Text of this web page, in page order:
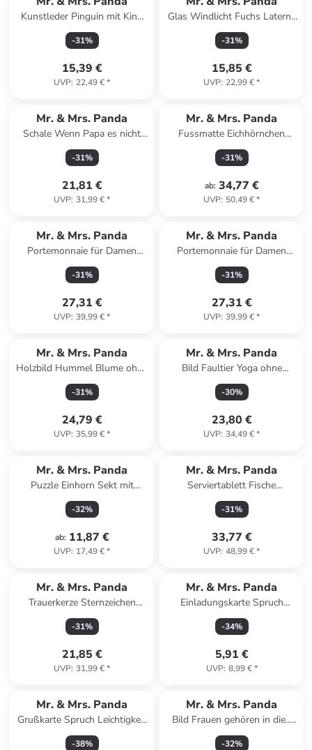
Kunstleder Pinguin mit Kind
ohne Spruch in Blau Pastell
-31%
15,39 €
UVP: 22,49 €*
Glas Windlicht Fuchs Laterne
ohne Spruch in Transparent
-31%
15,85 €
UVP: 22,99 €*
Mr. & Mrs. Panda
Schale Wenn Papa es nicht
reparieren kann, sind... in Weiß
-31%
21,81 €
UVP: 31,99 €*
Mr. & Mrs. Panda
Fussmatte Eichhörnchen
Blume ohne Spruch in
Schwarz
-31%
ab: 34,77 €
UVP: 50,49 €*
Mr. & Mrs. Panda
Portemonnaie für Damen
Erdmännchen ohne Spruch in
Weiß
-31%
27,31 €
UVP: 39,99 €*
Mr. & Mrs. Panda
Portemonnaie für Damen
Pinguin Diät mit Spruch in
Weiß
-31%
27,31 €
UVP: 39,99 €*
Mr. & Mrs. Panda
Holzbild Hummel Blume ohne
Spruch in Weiß
-31%
24,79 €
UVP: 35,99 €*
Mr. & Mrs. Panda
Bild Faultier Yoga ohne
Spruch in Tropengrün
-30%
23,80 €
UVP: 34,49 €*
Mr. & Mrs. Panda
Puzzle Einhorn Sekt mit
Spruch in Rot Pastell
-32%
ab: 11,87 €
UVP: 17,49 €*
Mr. & Mrs. Panda
Serviertablett Fische
Astrologie Design ohne Sp...
in Weiß
-31%
33,77 €
UVP: 48,99 €*
Mr. & Mrs. Panda
Trauerkerze Sternzeichen
Schütze mit Spruch in Weiß
-31%
21,85 €
UVP: 31,99 €*
Mr. & Mrs. Panda
Einladungskarte Spruch
Tapferkeit Umarmung mit ... in
Weiß
-34%
5,91 €
UVP: 8,99 €*
Mr. & Mrs. Panda
Grußkarte Spruch Leichtigkeit
für Profis mit Sp... in Weiß
-38%
Mr. & Mrs. Panda
Bild Frauen gehören in die...
mit Spruch in Weiß
-32%